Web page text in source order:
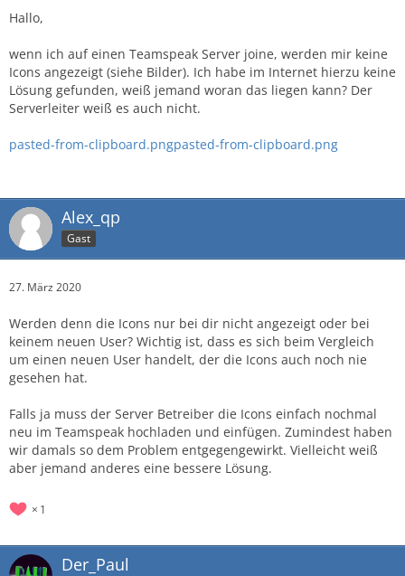
Hallo,
wenn ich auf einen Teamspeak Server joine, werden mir keine
Icons angezeigt (siehe Bilder). Ich habe im Internet hierzu keine
Lösung gefunden, weiß jemand woran das liegen kann? Der
Serverleiter weiß es auch nicht.
pasted-from-clipboard.pngpasted-from-clipboard.png
Alex_qp
Gast
27. März 2020
Werden denn die Icons nur bei dir nicht angezeigt oder bei
keinem neuen User? Wichtig ist, dass es sich beim Vergleich
um einen neuen User handelt, der die Icons auch noch nie
gesehen hat.
Falls ja muss der Server Betreiber die Icons einfach nochmal
neu im Teamspeak hochladen und einfügen. Zumindest haben
wir damals so dem Problem entgegengewirkt. Vielleicht weiß
aber jemand anderes eine bessere Lösung.
1
Der_Paul